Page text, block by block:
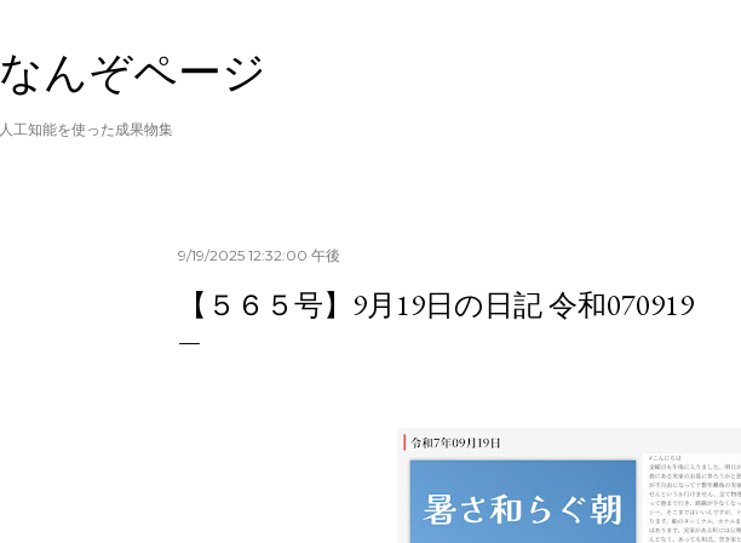
なんぞページ
人工知能を使った成果物集
9/19/2025 12:32:00 午後
【５６５号】9月19日の日記 令和070919